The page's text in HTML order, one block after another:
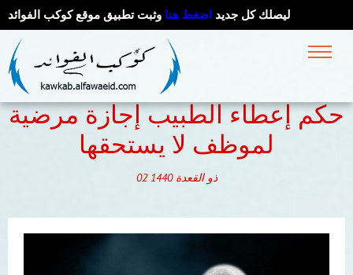
ليصلك كل جديد اضغط هنا وثبت تطبيق موقع كوكب الفوائد
حكم إعطاء الطبيب إجازة مرضية
لموظف لا يستحقها
02 ذو القعدة 1440